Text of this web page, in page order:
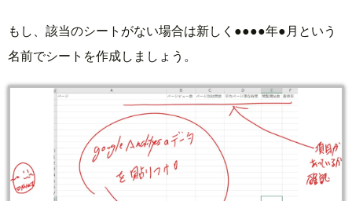
もし、該当のシートがない場合は新しく●●●●年●月という
名前でシートを作成しましょう。